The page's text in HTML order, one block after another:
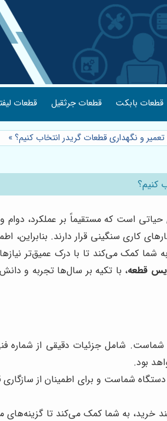
قطعات بابکت قطعات جرثقیل قطعات
و نگهداری قطعات گریدر انتخاب کنیم؟»
کنیم؟
است که مستقیماً بر عملکرد، دوام و
سنگینی قرار دارند. بنابراین،
شما کمک می‌کند تا با درک عمیق‌تر
قطعه، با تکیه بر سال‌ها تجربه و
شماست. شامل جزئیات دقیقی از
بود.
شماست و برای اطمینان از